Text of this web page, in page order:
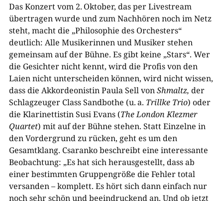
Das Konzert vom 2. Oktober, das per Livestream
übertragen wurde und zum Nachhören noch im Netz
steht, macht die „Philosophie des Orchesters“
deutlich: Alle Musikerinnen und Musiker stehen
gemeinsam auf der Bühne. Es gibt keine „Stars“. Wer
die Gesichter nicht kennt, wird die Profis von den
Laien nicht unterscheiden können, wird nicht wissen,
dass die Akkordeonistin Paula SellvonShmaltz, der
Schlagzeuger Class Sandbothe (u. a. Trillke Trio) oder
die Klarinettistin Susi Evans (The London Klezmer
Quartet) mit auf der Bühne stehen. Statt Einzelne in
den Vordergrund zu rücken, geht es um den
Gesamtklang. Csaranko beschreibt eine interessante
Beobachtung: „Es hat sich herausgestellt, dass ab
einer bestimmten Gruppengröße die Fehler total
versanden – komplett. Es hört sich dann einfach nur
noch sehr schön und beeindruckend an. Und ob jetzt